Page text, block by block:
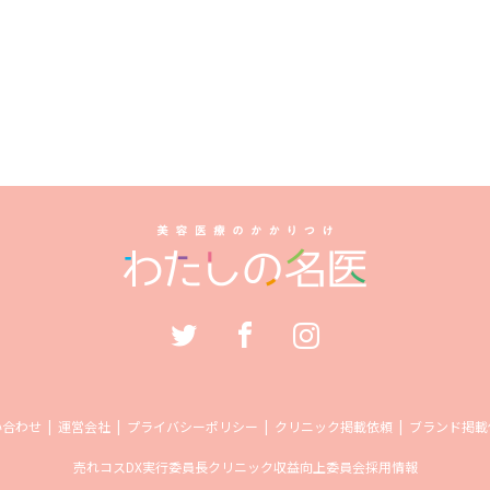
わせ 運営会社 プライバシーポリシー クリニック掲載依頼 ブランド掲
売れコスDX実行委員長クリニック収益向上委員会採用情報